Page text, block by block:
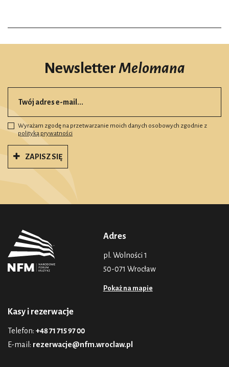
NewsletterMelomana
Wyrażam zgodę na przetwarzanie moich danych osobowych zgodnie z
polityką prywatności
ZAPISZ SIĘ
Adres
pl. Wolności 1
50-071 Wrocław
Pokaż na mapie
Kasy i rezerwacje
Telefon: +48 71 715 97 00
E-mail: rezerwacje@nfm.wroclaw.pl